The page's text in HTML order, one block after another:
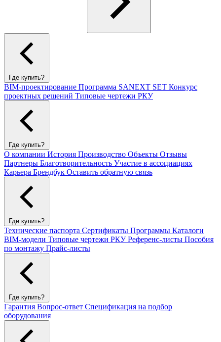
Где купить?
BIM-проектирование Программа SANEXT SET Конкурс
проектных решений Типовые чертежи РКУ
Где купить?
О компании История Производство Объекты Отзывы
Партнеры Благотворительность Участие в ассоциациях
Карьера Брендбук Оставить обратную связь
Где купить?
Технические паспорта Сертификаты Программы Каталоги
BIM-модели Типовые чертежи РКУРеференс-листы Пособия
по монтажу Прайс-листы
Где купить?
Гарантия Вопрос-ответ Спецификация на подбор
оборудования